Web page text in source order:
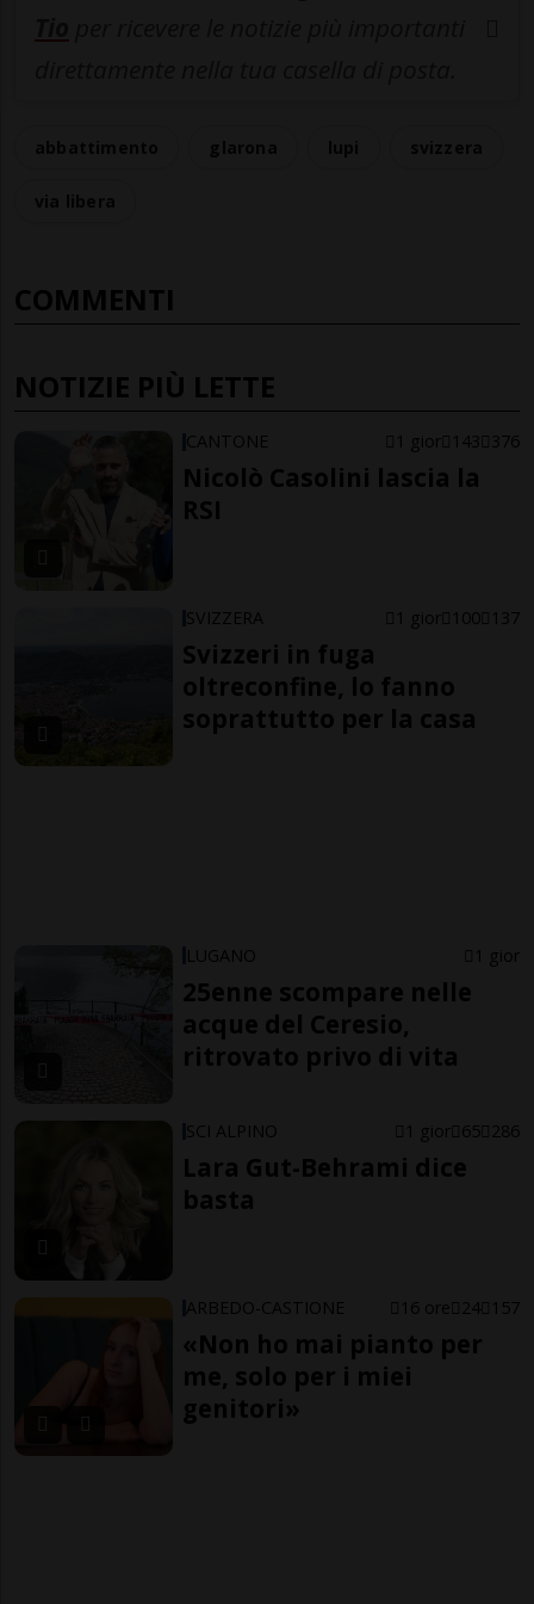
COMMENTI
NOTIZIE PIÙ LETTE
CANTONE 1 gior 143 376
Nicolò Casolini lascia la
RSI
SVIZZERA 1 gior 100 137
Svizzeri in fuga
oltreconfine, lo fanno
soprattutto per la casa
LUGANO 1 gior
25enne scompare nelle
acque del Ceresio,
ritrovato privo di vita
SCI ALPINO 1 gior 65 286
Lara Gut-Behrami dice
basta
ARBEDO-CASTIONE 16 ore 24 157
«Non ho mai pianto per
me, solo per i miei
genitori»